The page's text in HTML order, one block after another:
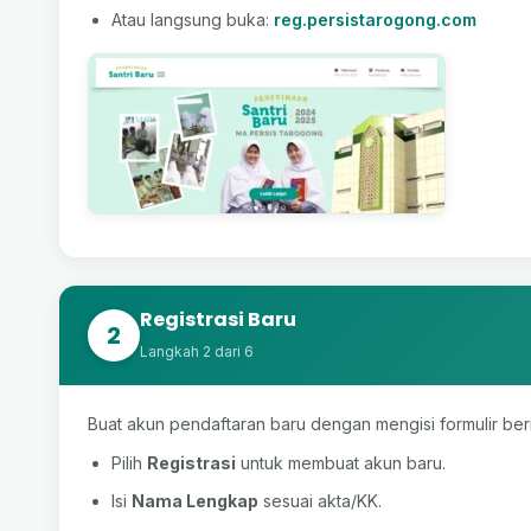
Atau langsung buka: reg.persistarogong.com
2 Registrasi Baru
Langkah 2 dari 6
Buat akun pendaftaran baru dengan mengisi formulir
Pilih Registrasi untuk membuat akun baru.
Isi Nama Lengkap sesuai akta/KK.